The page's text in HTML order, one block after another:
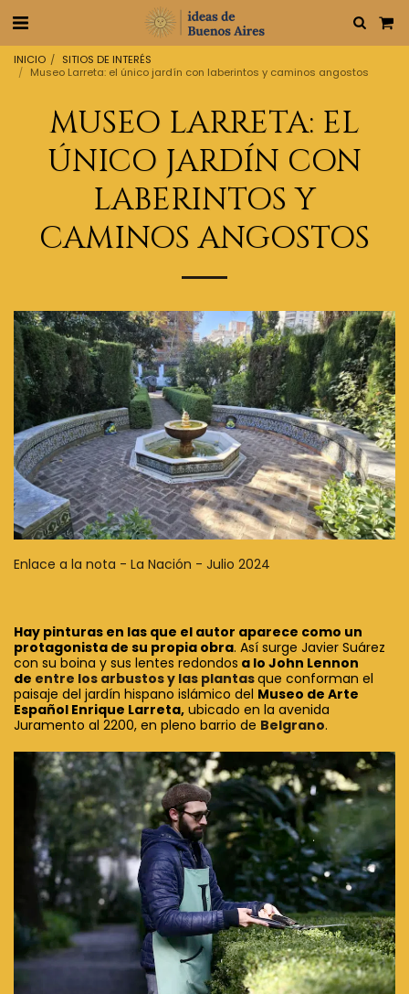
INICIO
SITIOS DE INTERÉS
Museo Larreta: el único jardín con laberintos y caminos angostos
MUSEO LARRETA: EL
ÚNICO JARDÍN CON
LABERINTOS Y
CAMINOS ANGOSTOS
Enlace a la nota - La Nación - Julio 2024
Hay pinturas en las que el autor aparece como un
protagonista de su propia obra. Así surge Javier Suárez
con su boina y sus lentes redondos a lo John Lennon
de entre los arbustos y las plantasque conforman el
paisaje del jardín hispano islámico del Museo de Arte
Español Enrique Larreta, ubicado en la avenida
Juramento al 2200, en pleno barrio de Belgrano.